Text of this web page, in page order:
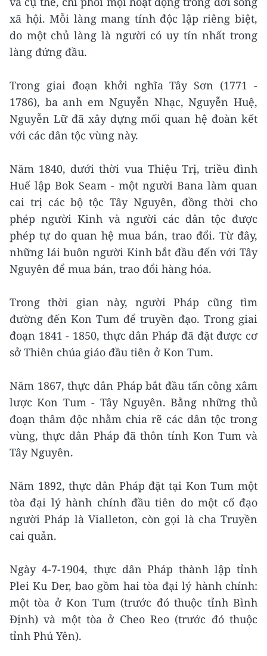
xã hội. Mỗi làng mang tính độc lập riêng biệt,
do một chủ làng là người có uy tín nhất trong
làng đứng đầu.
Trong giai đoạn khởi nghĩa Tây Sơn (1771 -
1786), ba anh em Nguyễn Nhạc, Nguyễn Huệ,
Nguyễn Lữ đã xây dựng mối quan hệ đoàn kết
với các dân tộc vùng này.
Năm 1840, dưới thời vua Thiệu Trị, triều đình
Huế lập Bok Seam - một người Bana làm quan
cai trị các bộ tộc Tây Nguyên, đồng thời cho
phép người Kinh và người các dân tộc được
phép tự do quan hệ mua bán, trao đổi. Từ đây,
những lái buôn người Kinh bắt đầu đến với Tây
Nguyên để mua bán, trao đổi hàng hóa.
Trong thời gian này, người Pháp cũng tìm
đường đến Kon Tum để truyền đạo. Trong giai
đoạn 1841 - 1850, thực dân Pháp đã đặt được cơ
sở Thiên chúa giáo đầu tiên ở Kon Tum.
Năm 1867, thực dân Pháp bắt đầu tấn công xâm
lược Kon Tum - Tây Nguyên. Bằng những thủ
đoạn thâm độc nhằm chia rẽ các dân tộc trong
vùng, thực dân Pháp đã thôn tính Kon Tum và
Tây Nguyên.
Năm 1892, thực dân Pháp đặt tại Kon Tum một
tòa đại lý hành chính đầu tiên do một cố đạo
người Pháp là Vialleton, còn gọi là cha Truyền
cai quản.
Ngày 4-7-1904, thực dân Pháp thành lập tỉnh
Plei Ku Der, bao gồm hai tòa đại lý hành chính:
một tòa ở Kon Tum (trước đó thuộc tỉnh Bình
Định) và một tòa ở Cheo Reo (trước đó thuộc
tỉnh Phú Yên).